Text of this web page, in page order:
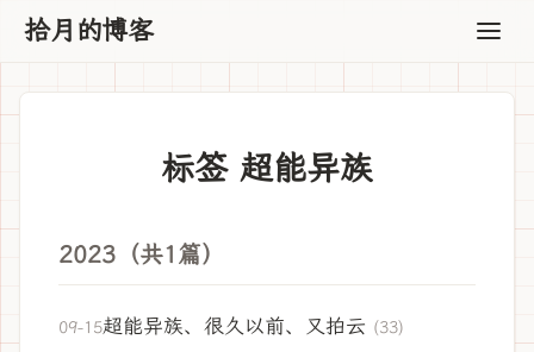
拾月的博客
标签 超能异族
2023（共1篇）
09-15超能异族、很久以前、又拍云 (33)